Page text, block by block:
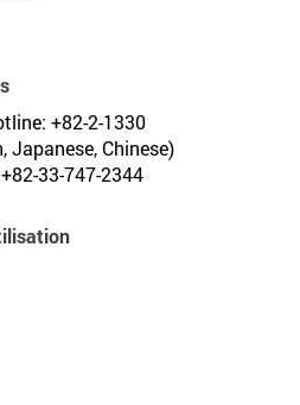
+82-2-1330
Japanese, Chinese)
33-747-2344